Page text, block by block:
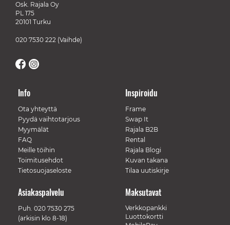
Osk. Rajala Oy
PL 175
20101 Turku
020 7530 222 (Vaihde)
Info
Ota yhteyttä
Pyydä vaihtotarjous
Myymälät
FAQ
Meille töihin
Toimitusehdot
Tietosuojaseloste
Inspiroidu
Frame
Swap It
Rajala B2B
Rental
Rajala Blogi
Kuvan takana
Tilaa uutiskirje
Maksutavat
Verkkopankki
Luottokortti
Asiakaspalvelu
Puh. 020 7530 275
(arkisin klo 8-18)